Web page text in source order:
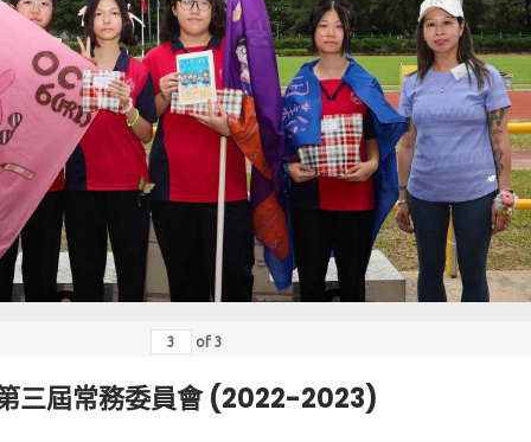
of 3
三屆常務委員會 (2022-2023)